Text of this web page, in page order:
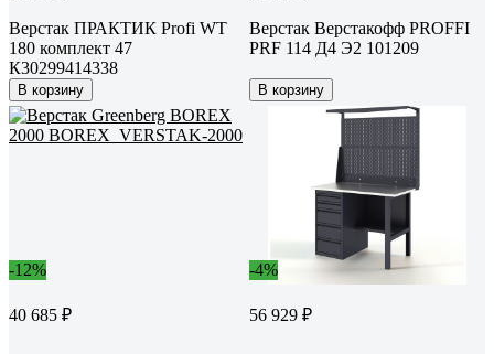
Верстак ПРАКТИК Profi WT
180 комплект 47
К30299414338
В корзину
Верстак Верстакофф PROFFI
PRF 114 Д4 Э2 101209
В корзину
-12%
40 685 ₽
-4%
56 929 ₽